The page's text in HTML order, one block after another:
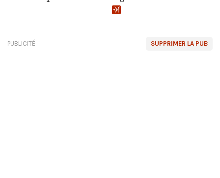
SUPPRIMER LA PUB
PUBLICITÉ